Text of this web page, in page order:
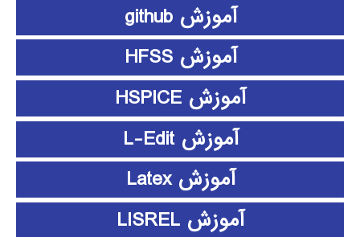
آموزش github
آموزش HFSS
آموزش HSPICE
آموزش L-Edit
آموزش Latex
آموزش LISREL